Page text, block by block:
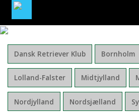
BLIV MEDLEM AF DRK
FACEBOOK
Dansk Retriever Klub Bornholm
Lolland-Falster Midtjylland
Nordjylland Nordsjælland